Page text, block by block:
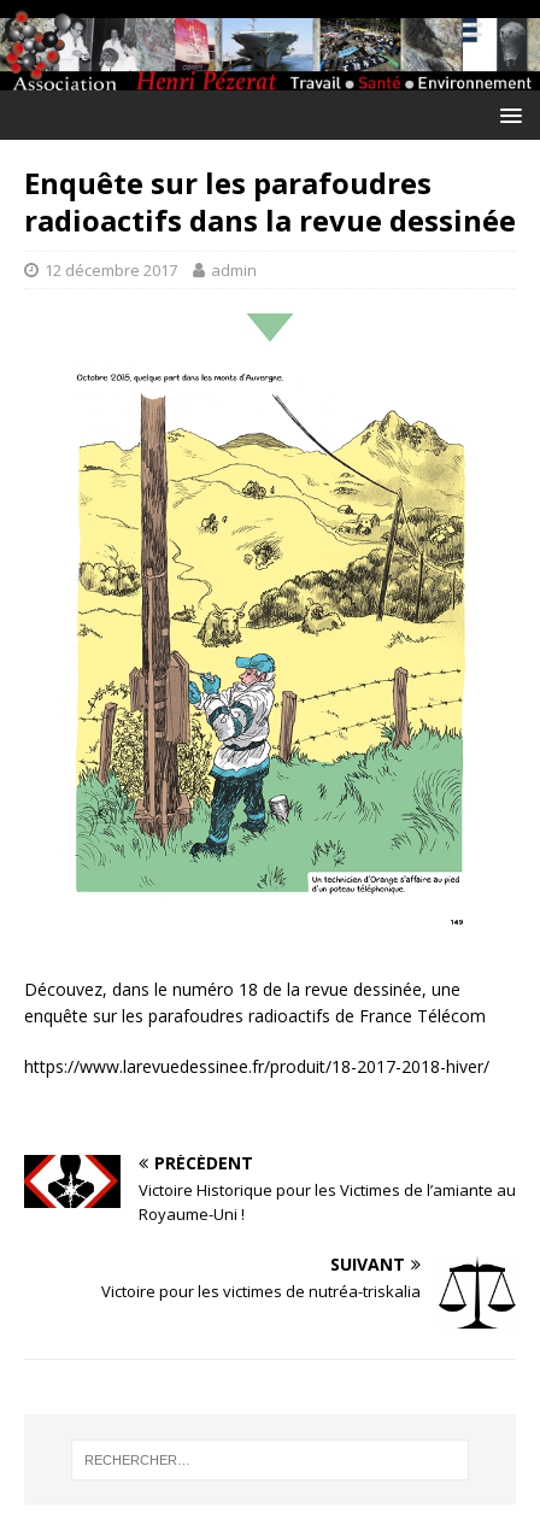
Enquête sur les parafoudres
radioactifs dans la revue dessinée
12 décembre 2017 admin
Découvez, dans le numéro 18 de la revue dessinée, une
enquête sur les parafoudres radioactifs de France Télécom
https://www.larevuedessinee.fr/produit/18-2017-2018-hiver/
PRÉCÉDENT
Victoire Historique pour les Victimes de l’amiante au
Royaume-Uni !
SUIVANT
Victoire pour les victimes de nutréa-triskalia